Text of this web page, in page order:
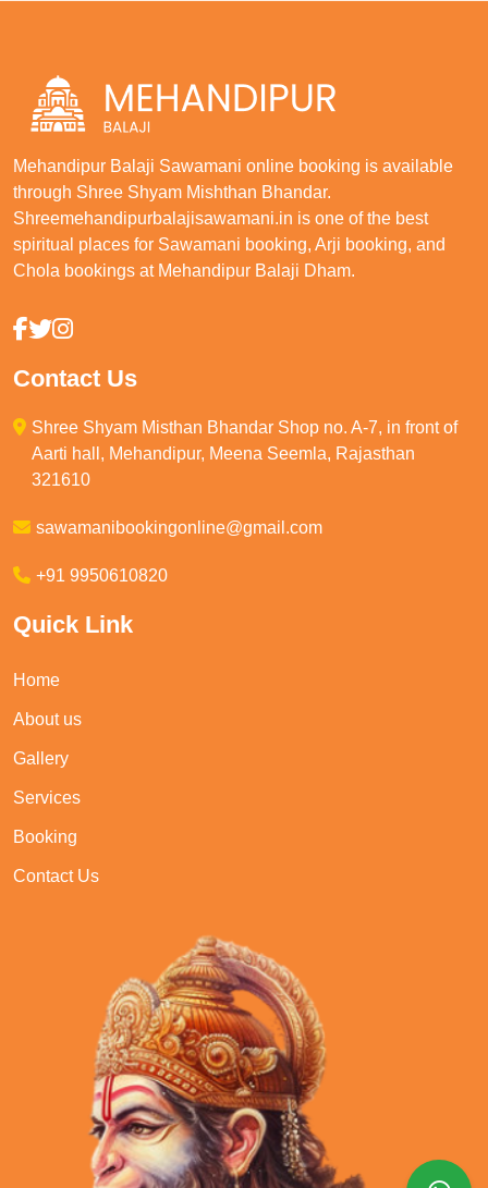
Mehandipur Balaji Sawamani online booking is available
through Shree Shyam Mishthan Bhandar.
Shreemehandipurbalajisawamani.in is one of the best
spiritual places for Sawamani booking, Arji booking, and
Chola bookings at Mehandipur Balaji Dham.
Contact Us
Shree Shyam Misthan Bhandar Shop no. A-7, in front of
Aarti hall, Mehandipur, Meena Seemla, Rajasthan
321610
sawamanibookingonline@gmail.com
+91 9950610820
Quick Link
Home
About us
Gallery
Services
Booking
Contact Us